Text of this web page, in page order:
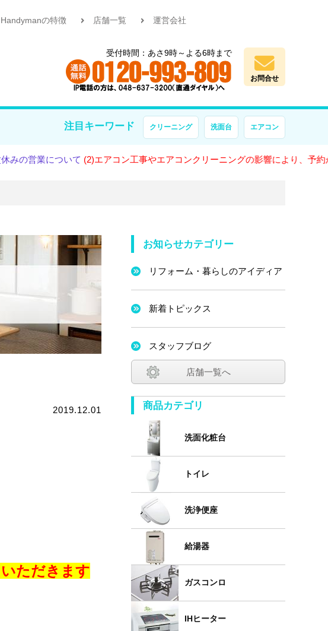
Handymanの特徴 店舗一覧 運営会社
受付時間：あさ9時～よる6時まで
お問合せ
注目キーワード クリーニング 洗面台 エアコン
について(2)エアコン工事やエアコンクリーニングの影響により、予約が大変混
2019.12.01
ただきます
お知らせカテゴリー
リフォーム・暮らしのアイディア
新着トピックス
スタッフブログ
店舗一覧へ
商品カテゴリ
洗面化粧台
トイレ
洗浄便座
給湯器
ガスコンロ
IHヒーター